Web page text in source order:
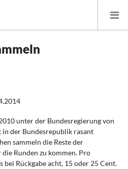
und Finanzpolitik
unter der Bundesregierung von
der Bundesrepublik rasant
sammeln die Reste der
Runden zu kommen. Pro
bei Rückgabe acht, 15 oder 25 Cent.